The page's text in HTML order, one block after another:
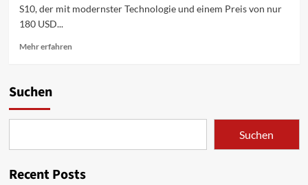
S10, der mit modernster Technologie und einem Preis von nur
180 USD...
Mehr erfahrenMehr
Wasserheizer
Smart,
und
Suchen
Suchen
Recent Posts